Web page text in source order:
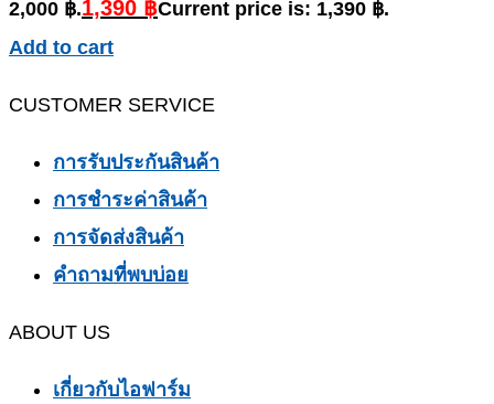
2,000 ฿.1,390 ฿Current price is: 1,390 ฿.
Add to cart
CUSTOMER SERVICE
การรับประกันสินค้า
การชำระค่าสินค้า
การจัดส่งสินค้า
คำถามที่พบบ่อย
ABOUT US
เกี่ยวกับไอฟาร์ม